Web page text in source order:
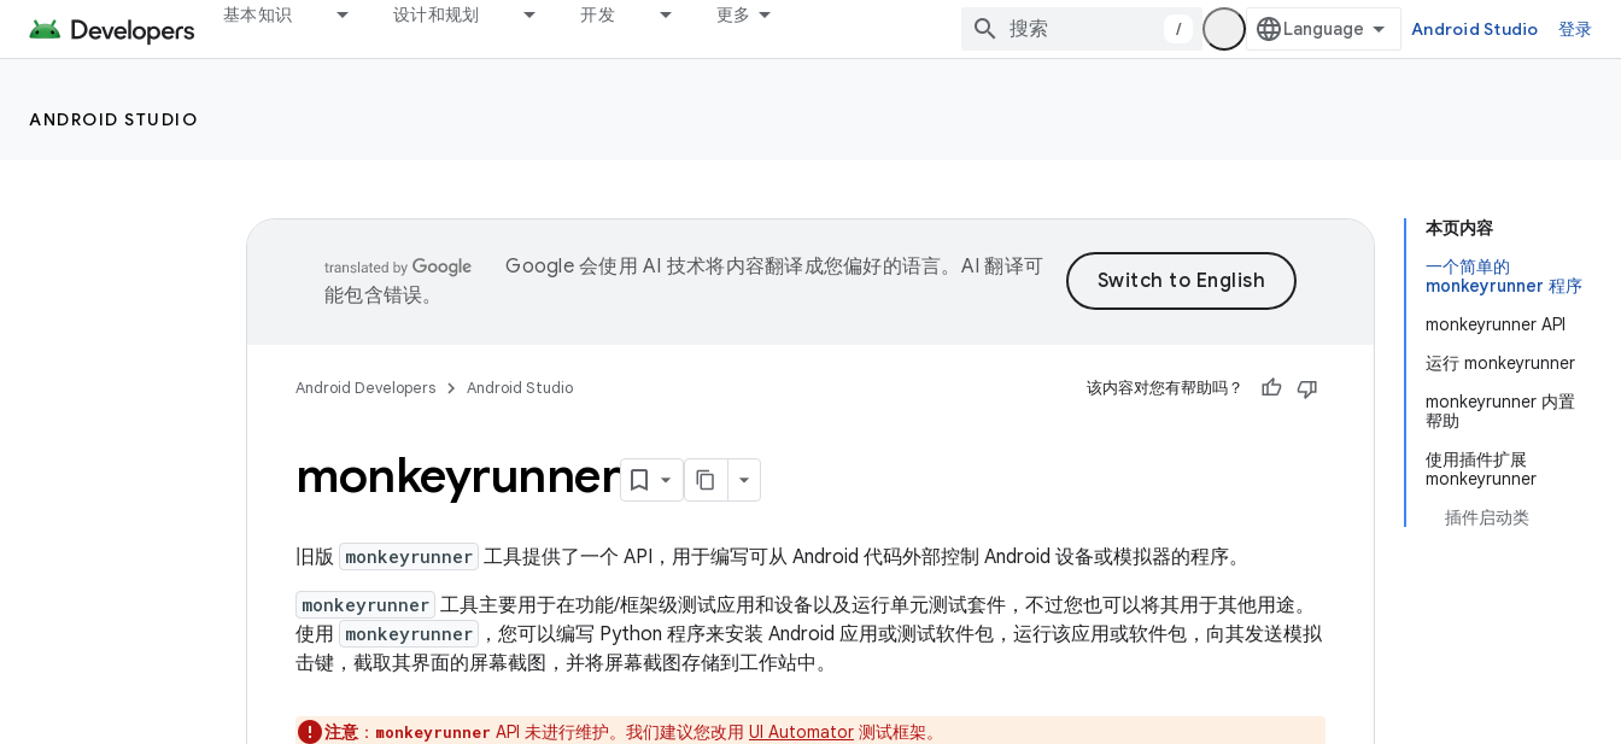
基本知识 设计和规划 开发 更多
/ Android Studio 登录
ANDROID STUDIO
本页内容
一个简单的
monkeyrunner 程序
monkeyrunner API
运行 monkeyrunner
monkeyrunner 内置
帮助
使用插件扩展
monkeyrunner
插件启动类
Google 会使用 AI 技术将内容翻译成您偏好的语言。AI 翻译可
能包含错误。
Android Developers Android Studio 该内容对您有帮助吗？
monkeyrunner
旧版 monkeyrunner 工具提供了一个 API，用于编写可从 Android 代码外部控制 Android 设备或模拟器的程序。
monkeyrunner 工具主要用于在功能/框架级测试应用和设备以及运行单元测试套件，不过您也可以将其用于其他用途。
使用 monkeyrunner
，您可以编写 Python 程序来安装 Android 应用或测试软件包，运行该应用或软件包，向其发送模拟
击键，截取其界面的屏幕截图，并将屏幕截图存储到工作站中。
注意 ： monkeyrunner API 未进行维护。我们建议您改用 UI Automator 测试框架。